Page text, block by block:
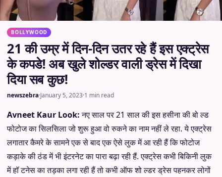
BOLLYWOOD
21 की उम्र में दिन-दिन उतर रहे हैं इस एक्ट्रेस
के कपडे! अब खुले शोल्डर वाली ड्रेस में दिखा
दिया सब कुछ!
newszebra·January 5, 2023·1 min read
Avneet Kaur Look:नए साल पर 21 साल की इस हसीना की बो ल्ड
फोटोज का सिलसिला जो शुरू हुआ वो रुकने का नाम नहीं ले रहा. ये एक्ट्रेस
लगातार कैमरे के सामने एक से बाद एक ऐसे लुक में आ रही हैं कि फोटोज
कड़ाके की ठंड में भी इंटरनेट का पारा बढ़ा रही हैं. एक्ट्रेस कभी बिकिनी लुक
में हॉ टनेस का तड़का लगा रही हैं तो कभी ऑफ शो ल्डर ड्रेस पहनकर लोगों